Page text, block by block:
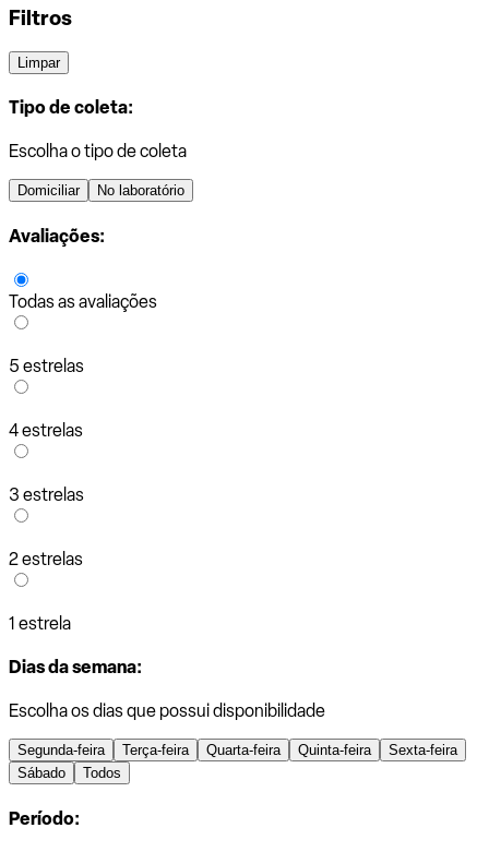
Filtros
Limpar
Tipo de coleta:
Escolha o tipo de coleta
Domiciliar No laboratório
Avaliações:
Todas as avaliações
5 estrelas
4 estrelas
3 estrelas
2 estrelas
1 estrela
Dias da semana:
Escolha os dias que possui disponibilidade
Segunda-feira Terça-feira Quarta-feira Quinta-feira
Sexta-feira
Sábado
Todos
Período: